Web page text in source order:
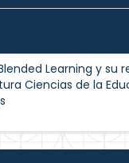
Learning y su
Ciencias de la